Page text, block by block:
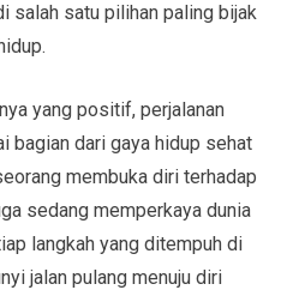
salah satu pilihan paling bijak
yang positif, perjalanan
bagian dari gaya hidup sehat
membuka diri terhadap
sedang memperkaya dunia
langkah yang ditempuh di
jalan pulang menuju diri